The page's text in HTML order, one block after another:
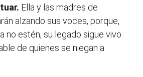
Ella y las madres de
alzando sus voces, porque,
no estén, su legado sigue vivo
de quienes se niegan a